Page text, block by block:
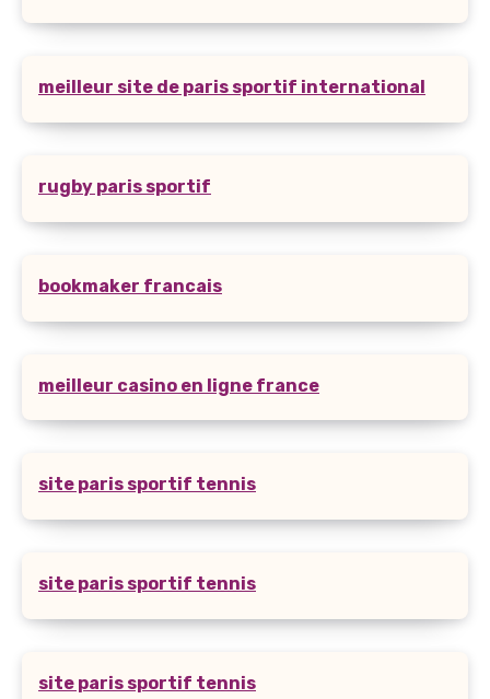
meilleur site de paris sportif international
rugby paris sportif
bookmaker francais
meilleur casino en ligne france
site paris sportif tennis
site paris sportif tennis
site paris sportif tennis